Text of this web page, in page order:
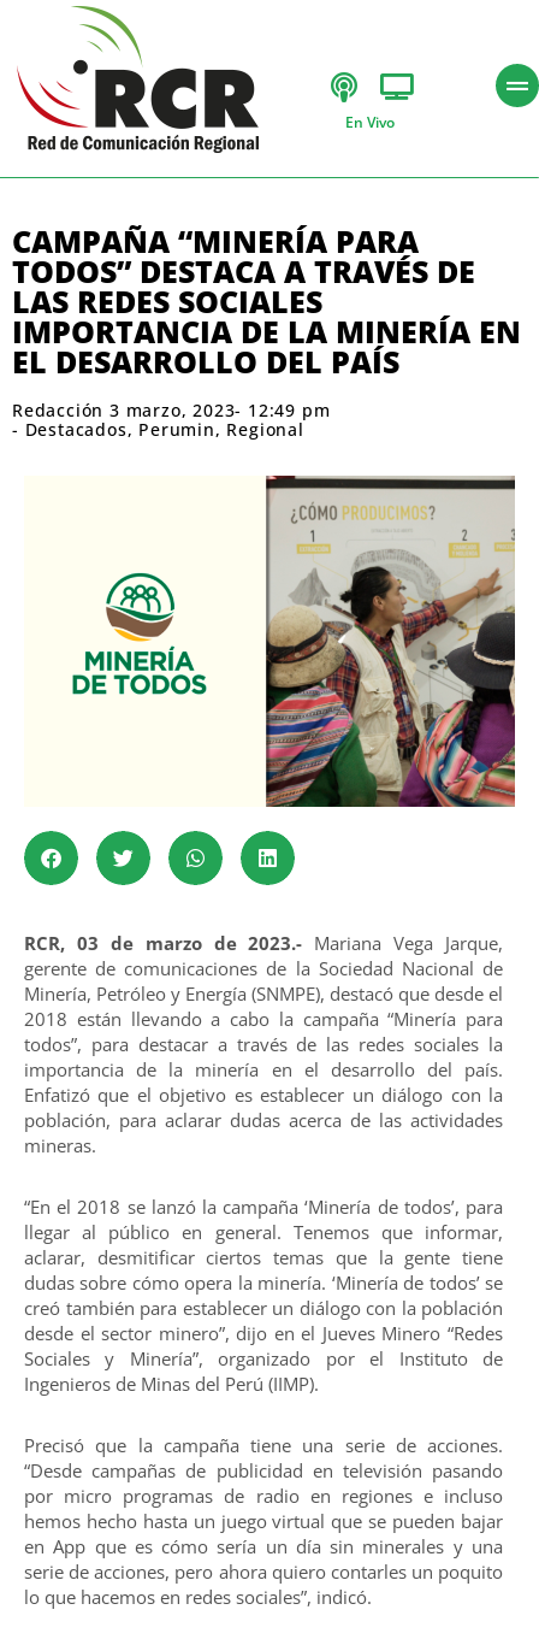
En Vivo
CAMPAÑA “MINERÍA PARA
TODOS” DESTACA A TRAVÉS DE
LAS REDES SOCIALES
IMPORTANCIA DE LA MINERÍA EN
EL DESARROLLO DEL PAÍS
Redacción 3 marzo, 2023- 12:49 pm
- Destacados, Perumin, Regional
RCR, 03 de marzo de 2023.- Mariana Vega Jarque,
gerente de comunicaciones de la Sociedad Nacional de
Minería, Petróleo y Energía (SNMPE), destacó que desde el
2018 están llevando a cabo la campaña “Minería para
todos”, para destacar a través de las redes sociales la
importancia de la minería en el desarrollo del país.
Enfatizó que el objetivo es establecer un diálogo con la
población, para aclarar dudas acerca de las actividades
mineras.
“En el 2018 se lanzó la campaña ‘Minería de todos’, para
llegar al público en general. Tenemos que informar,
aclarar, desmitificar ciertos temas que la gente tiene
dudas sobre cómo opera la minería. ‘Minería de todos’ se
creó también para establecer un diálogo con la población
desde el sector minero”, dijo en el Jueves Minero “Redes
Sociales y Minería”, organizado por el Instituto de
Ingenieros de Minas del Perú (IIMP).
Precisó que la campaña tiene una serie de acciones.
“Desde campañas de publicidad en televisión pasando
por micro programas de radio en regiones e incluso
hemos hecho hasta un juego virtual que se pueden bajar
en App que es cómo sería un día sin minerales y una
serie de acciones, pero ahora quiero contarles un poquito
lo que hacemos en redes sociales”, indicó.